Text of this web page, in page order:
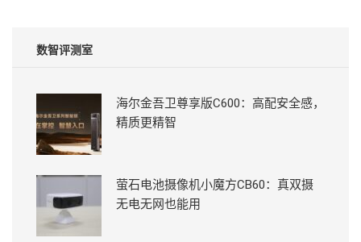
数智评测室
海尔金吾卫尊享版C600：高配安全感，
精质更精智
萤石电池摄像机小魔方CB60：真双摄
无电无网也能用